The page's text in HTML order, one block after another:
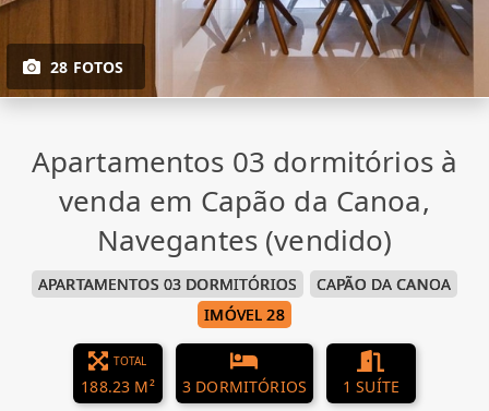
28 FOTOS
Apartamentos 03 dormitórios à
venda em Capão da Canoa,
Navegantes (vendido)
APARTAMENTOS 03 DORMITÓRIOS
CAPÃO DA CANOA
IMÓVEL 28
TOTAL
188.23 M² 3 DORMITÓRIOS 1 SUÍTE